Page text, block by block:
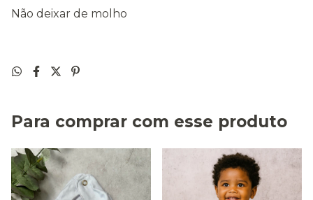
Não deixar de molho
Para comprar com esse produto